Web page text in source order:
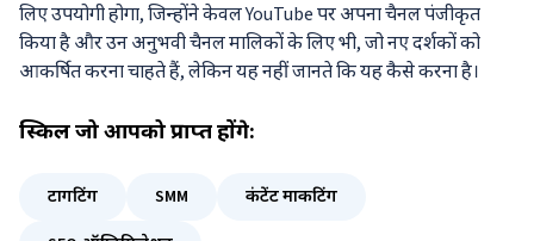
लिए उपयोगी होगा, जिन्होंने केवल YouTube पर अपना चैनल पंजीकृत
किया है और उन अनुभवी चैनल मालिकों के लिए भी, जो नए दर्शकों को
आकर्षित करना चाहते हैं, लेकिन यह नहीं जानते कि यह कैसे करना है।
स्किलजो आपको प्राप्त होंगे:
टार्गेटिंग SMM
कंटेंट मार्केटिंग